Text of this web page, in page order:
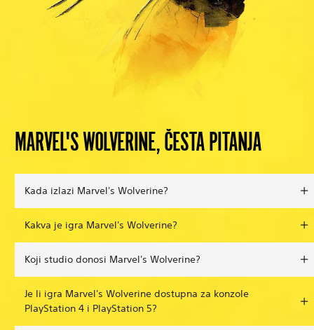
MARVEL'S WOLVERINE, ČESTA PITANJA
Kada izlazi Marvel's Wolverine?
Kakva je igra Marvel's Wolverine?
Koji studio donosi Marvel's Wolverine?
Je li igra Marvel's Wolverine dostupna za konzole
PlayStation 4 i PlayStation 5?